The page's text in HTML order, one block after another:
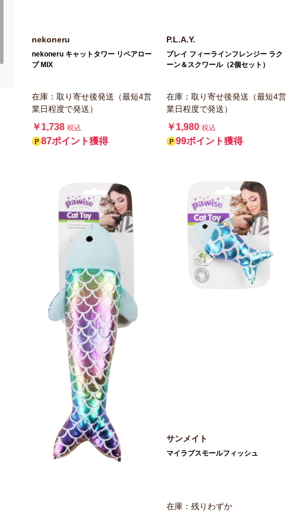
nekoneru
nekoneru キャットタワー リペアロー
プ MIX
在庫：取り寄せ後発送（最短4営
業日程度で発送）
￥1,738 税込
87ポイント獲得
P.L.A.Y.
プレイ フィーラインフレンジー ラク
ーン＆スクワール（2個セット）
在庫：取り寄せ後発送（最短4営
業日程度で発送）
￥1,980 税込
99ポイント獲得
サンメイト
マイラブスモールフィッシュ
在庫：残りわずか